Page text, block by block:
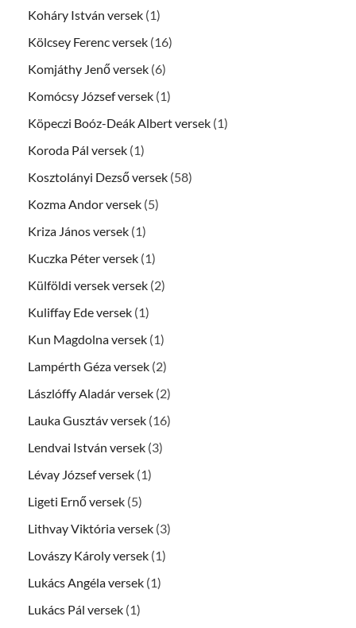
Koháry István versek (1)
Kölcsey Ferenc versek (16)
Komjáthy Jenő versek (6)
Komócsy József versek (1)
Köpeczi Boóz-Deák Albert versek (1)
Koroda Pál versek (1)
Kosztolányi Dezső versek (58)
Kozma Andor versek (5)
Kriza János versek (1)
Kuczka Péter versek (1)
Külföldi versek versek (2)
Kuliffay Ede versek (1)
Kun Magdolna versek (1)
Lampérth Géza versek (2)
Lászlóffy Aladár versek (2)
Lauka Gusztáv versek (16)
Lendvai István versek (3)
Lévay József versek (1)
Ligeti Ernő versek (5)
Lithvay Viktória versek (3)
Lovászy Károly versek (1)
Lukács Angéla versek (1)
Lukács Pál versek (1)